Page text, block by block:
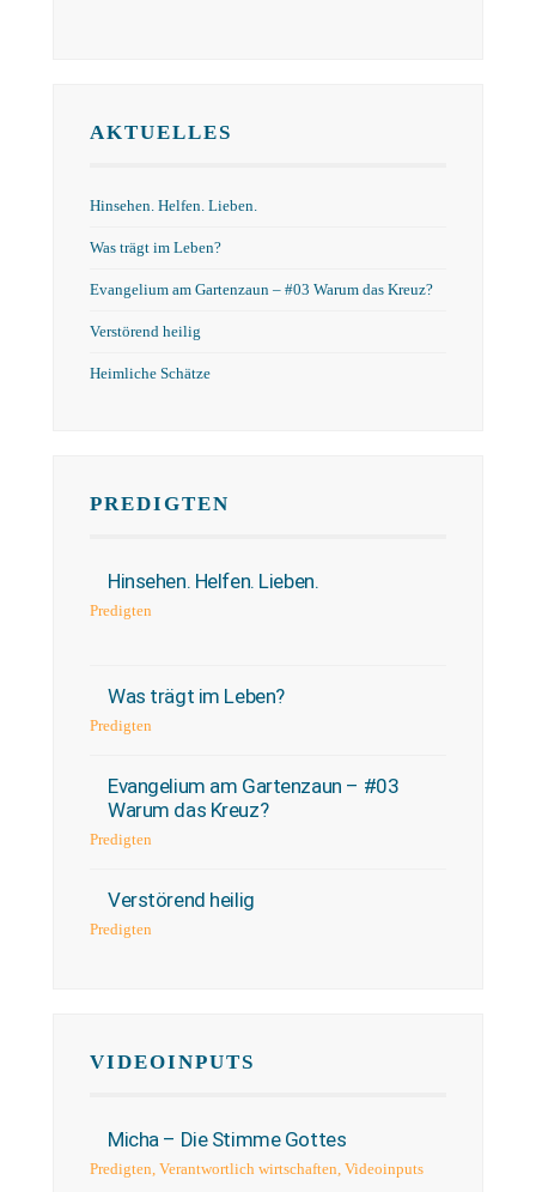
AKTUELLES
Hinsehen. Helfen. Lieben.
Was trägt im Leben?
Evangelium am Gartenzaun – #03 Warum das Kreuz?
Verstörend heilig
Heimliche Schätze
PREDIGTEN
Hinsehen. Helfen. Lieben.
Predigten
Was trägt im Leben?
Predigten
Evangelium am Gartenzaun – #03
Warum das Kreuz?
Predigten
Verstörend heilig
Predigten
VIDEOINPUTS
Micha – Die Stimme Gottes
Predigten, Verantwortlich wirtschaften, Videoinputs